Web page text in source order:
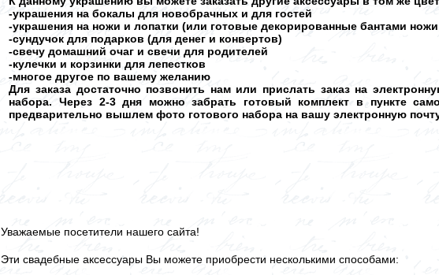
-украшения на бокалы для новобрачных и для гостей
-украшения на ножи и лопатки (или готовые декорированные бантами ножи
-сундучок для подарков (для денег и конвертов)
-свечу домашний очаг и свечи для родителей
-кулечки и корзинки для лепестков
-многое другое по вашему желанию
Для заказа достаточно позвонить нам или прислать заказ на
набора. Через 2-3 дня можно забрать готовый комплект в пункте
предварительно вышлем фото готового набора на вашу электронную
Уважаемые посетители нашего сайта!
Эти свадебные аксессуары Вы можете приобрести несколькими способами: